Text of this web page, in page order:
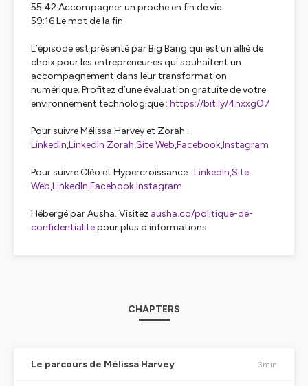
55:42 Accompagner un proche en fin de vie
59:16 Le mot de la fin
L’épisode est présenté par Big Bang qui est un allié de
choix pour les entrepreneur·es qui souhaitent un
accompagnement dans leur transformation
numérique. Profitez d’une évaluation gratuite de votre
environnement technologique : https://bit.ly/4nxxgO7
Pour suivre Mélissa Harvey et Zorah :
LinkedIn,LinkedIn Zorah,Site Web,Facebook,Instagram
Pour suivre Cléo et Hypercroissance : LinkedIn,Site
Web,LinkedIn,Facebook,Instagram
Hébergé par Ausha. Visitez ausha.co/politique-de-
confidentialitepour plus d'informations.
CHAPTERS
Le parcours de Mélissa Harvey 3min